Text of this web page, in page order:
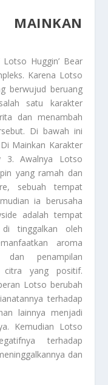
Huggin’ Bear
Karena Lotso
berwujud beruang
satu karakter
dan menambah
Di bawah ini
Mainkan Karakter
3. Awalnya Lotso
yang ramah dan
sebuah tempat
ia berusaha
adalah tempat
tinggalkan oleh
aroma
dan penampilan
citra yang positif.
Lotso berubah
terhadap
lainnya menjadi
Kemudian Lotso
terhadap
dan